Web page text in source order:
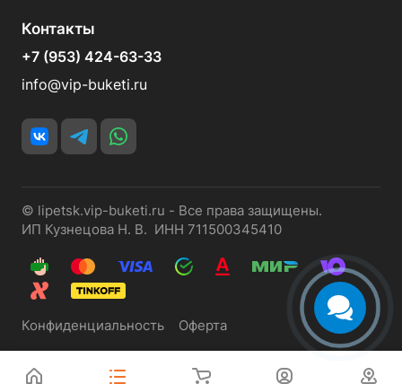
Контакты
+7 (953) 424-63-33
info@vip-buketi.ru
© lipetsk.vip-buketi.ru - Все права защищены.
ИП Кузнецова Н. В. ИНН 711500345410
Конфиденциальность Оферта